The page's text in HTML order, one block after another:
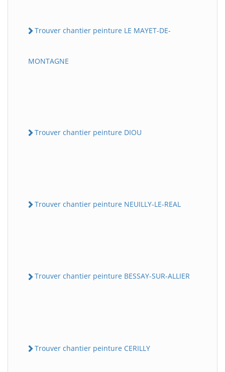
Trouver chantier peinture LE MAYET-DE-
MONTAGNE
Trouver chantier peinture DIOU
Trouver chantier peinture NEUILLY-LE-REAL
Trouver chantier peinture BESSAY-SUR-ALLIER
Trouver chantier peinture CERILLY